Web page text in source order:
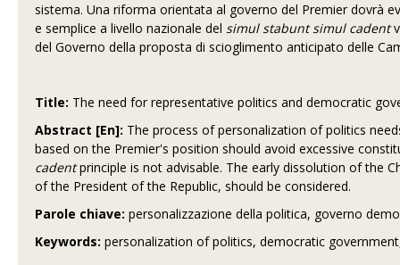
sistema. Una riforma orientata al governo del Premier dovrà
e semplice a livello nazionale delsimul stabunt simul cadent
del Governo della proposta di scioglimento anticipato delle
Title: The need for representative politics and democratic
Abstract [En]: The process of personalization of politics
based on the Premier's position should avoid excessive
cadentprinciple is not advisable. The early dissolution of the
of the President of the Republic, should be considered.
Parole chiave:personalizzazione della politica, governo
Keywords:personalization of politics, democratic